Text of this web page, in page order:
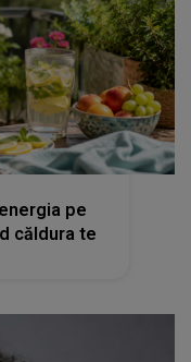
pe
căldura te